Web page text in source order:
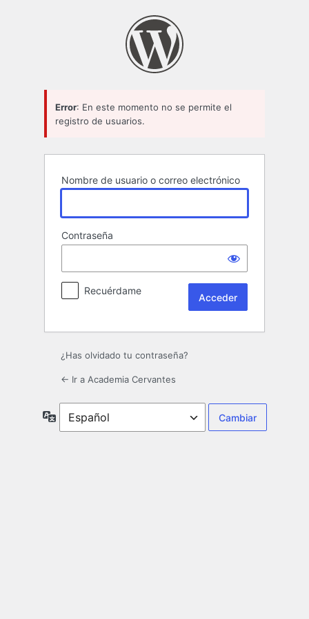
Error: En este momento no se permite el
registro de usuarios.
Nombre de usuario o correo electrónico
Contraseña
Recuérdame
¿Has olvidado tu contraseña?
← Ir a Academia Cervantes
Idioma